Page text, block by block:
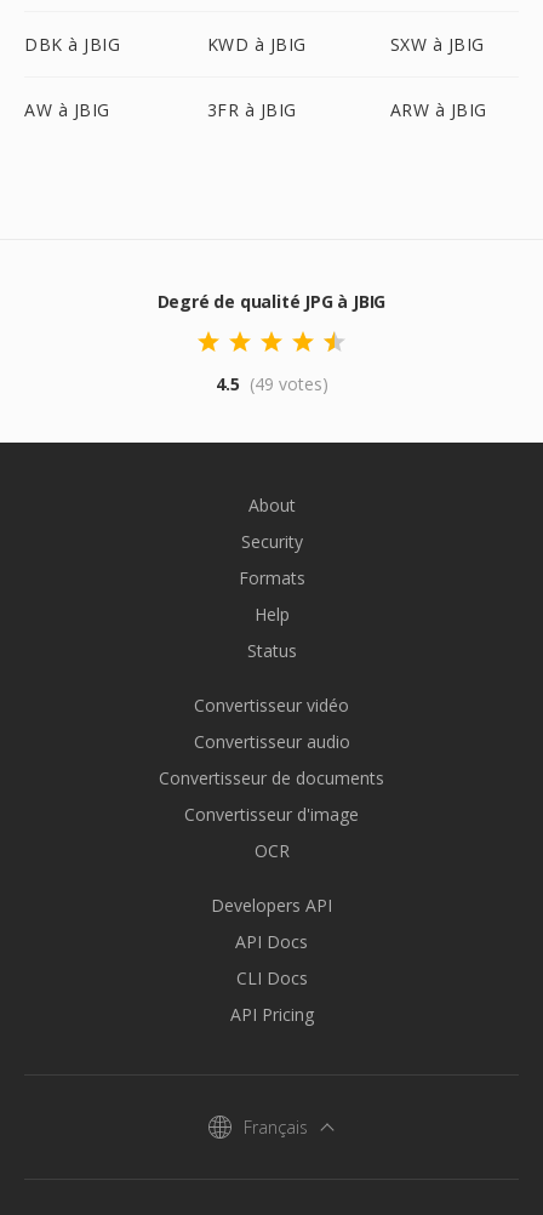
DBK à JBIG KWD à JBIG SXW à JBIG
AW à JBIG 3FR à JBIG ARW à JBIG
Degré de qualité JPG à JBIG
4.5 (49 votes)
About
Security
Formats
Help
Status
Convertisseur vidéo
Convertisseur audio
Convertisseur de documents
Convertisseur d'image
OCR
Developers API
API Docs
CLI Docs
API Pricing
Français